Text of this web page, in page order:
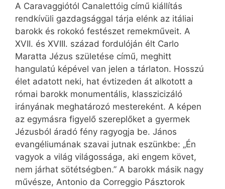
A Caravaggiótól Canalettóig című kiállítás
rendkívüli gazdagsággal tárja elénk az itáliai
barokk és rokokó festészet remekműveit. A
XVII. és XVIII. század fordulóján élt Carlo
Maratta Jézus születése című, meghitt
hangulatú képével van jelen a tárlaton. Hosszú
élet adatott neki, hat évtizeden át alkotott a
római barokk monumentális, klasszicizáló
irányának meghatározó mestereként. A képen
az egymásra figyelő szereplőket a gyermek
Jézusból áradó fény ragyogja be. János
evangéliumának szavai jutnak eszünkbe: „Én
vagyok a világ világossága, aki engem követ,
nem járhat sötétségben.” A barokk másik nagy
művésze, Antonio da Correggio Pásztorok